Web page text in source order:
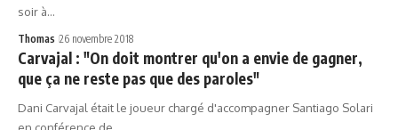
soir à…
Thomas 26 novembre 2018
Carvajal : "On doit montrer qu'on a envie de gagner,
que ça ne reste pas que des paroles"
Dani Carvajal était le joueur chargé d'accompagner Santiago Solari
en conférence de…